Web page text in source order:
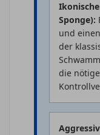
Sponge):
und
der
die